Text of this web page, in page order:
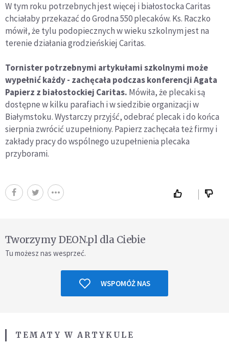
W tym roku potrzebnych jest więcej i białostocka Caritas
chciałaby przekazać do Grodna 550 plecaków. Ks. Raczko
mówił, że tylu podopiecznych w wieku szkolnym jest na
terenie działania grodzieńskiej Caritas.
Tornister potrzebnymi artykułami szkolnymi może
wypełnić każdy - zachęcała podczas konferencji Agata
Papierz z białostockiej Caritas. Mówiła, że plecaki są
dostępne w kilku parafiach i w siedzibie organizacji w
Białymstoku. Wystarczy przyjść, odebrać plecak i do końca
sierpnia zwrócić uzupełniony. Papierz zachęcała też firmy i
zakłady pracy do wspólnego uzupełnienia plecaka
przyborami.
Tworzymy DEON.pl dla Ciebie
Tu możesz nas wesprzeć.
WSPOMÓŻ NAS
TEMATY W ARTYKULE